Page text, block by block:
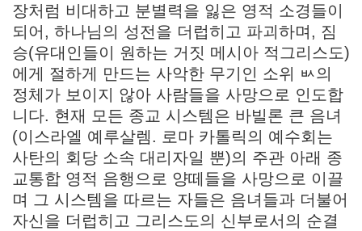
장처럼 비대하고 분별력을 잃은 영적 소경들이
되어, 하나님의 성전을 더럽히고 파괴하며, 짐
승(유대인들이 원하는 거짓 메시아 적그리스도)
에게 절하게 만드는 사악한 무기인 소위 ㅄ의
정체가 보이지 않아 사람들을 사망으로 인도합
니다. 현재 모든 종교 시스템은 바빌론 큰 음녀
(이스라엘 예루살렘. 로마 카톨릭의 예수회는
사탄의 회당 소속 대리자일 뿐)의 주관 아래 종
교통합 영적 음행으로 양떼들을 사망으로 이끌
며 그 시스템을 따르는 자들은 음녀들과 더불어
자신을 더럽히고 그리스도의 신부로서의 순결